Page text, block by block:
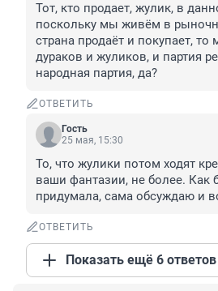
Тот, кто продает, жулик, в
поскольку мы живём в
страна продаёт и покупает,
дураков и жуликов, и партия
народная партия, да?
ОТВЕТИТЬ
Гость
25 мая, 15:30
То, что жулики потом ходят
ваши фантазии, не более. Как
придумала, сама обсуждаю и
ОТВЕТИТЬ
Показать ещё 6 ответов